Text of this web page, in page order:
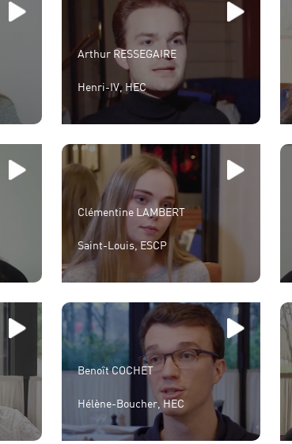
Arthur RESSEGAIRE
Henri-IV, HEC
Clémentine LAMBERT
Saint-Louis, ESCP
Benoît COCHET
Hélène-Boucher, HEC